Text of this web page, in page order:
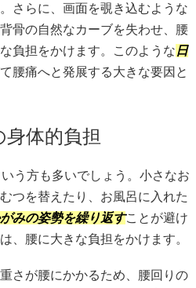
さらに、画面を覗き込むような
骨の自然なカーブを失わせ、腰
負担をかけます。このような日
腰痛へと発展する大きな要因と
体的負担
う方も多いでしょう。小さなお
つを替えたり、お風呂に入れた
みの姿勢を繰り返すことが避け
、腰に大きな負担をかけます。
さが腰にかかるため、腰回りの